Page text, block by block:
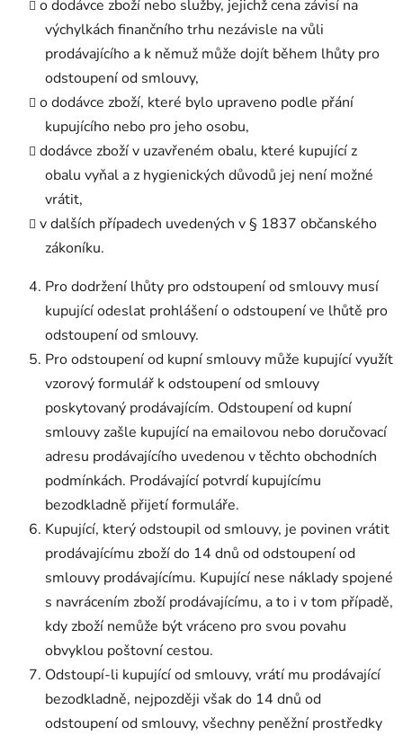
o dodávce zboží nebo služby, jejichž cena závisí na
výchylkách finančního trhu nezávisle na vůli
prodávajícího a k němuž může dojít během lhůty pro
odstoupení od smlouvy,
o dodávce zboží, které bylo upraveno podle přání
kupujícího nebo pro jeho osobu,
dodávce zboží v uzavřeném obalu, které kupující z
obalu vyňal a z hygienických důvodů jej není možné
vrátit,
v dalších případech uvedených v § 1837 občanského
zákoníku.
Pro dodržení lhůty pro odstoupení od smlouvy musí
kupující odeslat prohlášení o odstoupení ve lhůtě pro
odstoupení od smlouvy.
Pro odstoupení od kupní smlouvy může kupující využít
vzorový formulář k odstoupení od smlouvy
poskytovaný prodávajícím. Odstoupení od kupní
smlouvy zašle kupující na emailovou nebo doručovací
adresu prodávajícího uvedenou v těchto obchodních
podmínkách. Prodávající potvrdí kupujícímu
bezodkladně přijetí formuláře.
Kupující, který odstoupil od smlouvy, je povinen vrátit
prodávajícímu zboží do 14 dnů od odstoupení od
smlouvy prodávajícímu. Kupující nese náklady spojené
s navrácením zboží prodávajícímu, a to i v tom případě,
kdy zboží nemůže být vráceno pro svou povahu
obvyklou poštovní cestou.
Odstoupí-li kupující od smlouvy, vrátí mu prodávající
bezodkladně, nejpozději však do 14 dnů od
odstoupení od smlouvy, všechny peněžní prostředky